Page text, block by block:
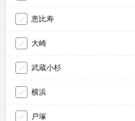
恵比寿
大崎
武蔵小杉
横浜
戸塚